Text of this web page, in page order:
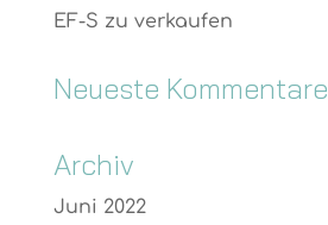
EF-S zu verkaufen
Neueste Kommentare
Archiv
Juni 2022